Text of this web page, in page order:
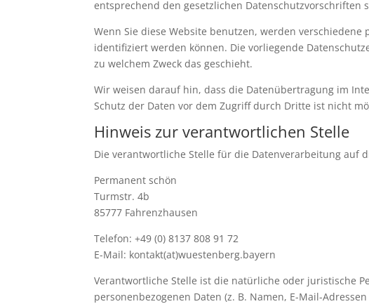
entsprechend den gesetzlichen Datenschutzvorschriften
Wenn Sie diese Website benutzen, werden
identifiziert werden können. Die vorliegende
zu welchem Zweck das geschieht.
Wir weisen darauf hin, dass die Datenübertragung im
Schutz der Daten vor dem Zugriff durch Dritte ist nicht
Hinweis zur verantwortlichen Stelle
Die verantwortliche Stelle für die Datenverarbeitung auf
Permanent schön
Turmstr. 4b
85777 Fahrenzhausen
Telefon: +49 (0) 8137 808 91 72
E-Mail: kontakt(at)wuestenberg.bayern
Verantwortliche Stelle ist die natürliche oder juristische
personenbezogenen Daten (z. B. Namen, E-Mail-